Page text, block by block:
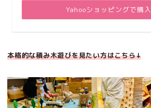
Yahooショッピングで購入
本格的な積み木遊びを見たい方はこちら↓